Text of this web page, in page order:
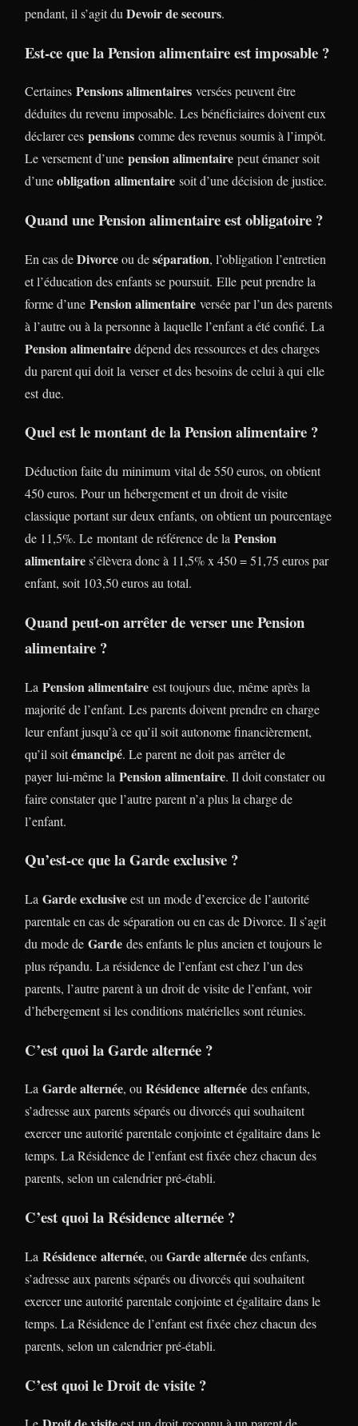
pendant, il s’agit du Devoir de secours.
Est-ce que la Pension alimentaire est imposable ?
Certaines Pensions alimentaires versées peuvent être
déduites du revenu imposable. Les bénéficiaires doivent eux
déclarer ces pensions comme des revenus soumis à l’impôt.
Le versement d’une pension alimentaire peut émaner soit
d’uneobligation alimentaire soit d’une décision de justice.
Quand une Pension alimentaire est obligatoire ?
En cas deDivorceou deséparation, l’obligation l’entretien
et l’éducation des enfants se poursuit. Elle peut prendre la
forme d’une Pension alimentaire versée par l’un des parents
à l’autre ou à la personne à laquelle l’enfant a été confié. La
Pension alimentairedépend des ressources et des charges
du parent qui doit la verser et des besoins de celui à qui elle
est due.
Quel est le montant de la Pension alimentaire ?
Déduction faite du minimum vital de 550 euros, on obtient
450 euros. Pour un hébergement et un droit de visite
classique portant sur deux enfants, on obtient un pourcentage
de 11,5%. Le montant de référence de la Pension
alimentaires’élèvera donc à 11,5% x 450 = 51,75 euros par
enfant, soit 103,50 euros au total.
Quand peut-on arrêter de verser une Pension
alimentaire ?
La Pension alimentaire est toujours due, même après la
majorité de l’enfant. Les parents doivent prendre en charge
leur enfant jusqu’à ce qu’il soit autonome financièrement,
qu’il soitémancipé. Le parent ne doit pas arrêter de
payer lui-même la Pension alimentaire. Il doit constater ou
faire constater que l’autre parent n’a plus la charge de
l’enfant.
Qu’est-ce que la Garde exclusive ?
La Garde exclusiveest un mode d’exercice de l’autorité
parentale en cas de séparation ou en cas de Divorce. Il s’agit
du mode de Garde des enfants le plus ancien et toujours le
plus répandu. La résidence de l’enfant est chez l’un des
parents, l’autre parent à un droit de visite de l’enfant, voir
d’hébergement si les conditions matérielles sont réunies.
C’est quoi la Garde alternée ?
La Garde alternée, ouRésidence alternée des enfants,
s’adresse aux parents séparés ou divorcés qui souhaitent
exercer une autorité parentale conjointe et égalitaire dans le
temps. La Résidence de l’enfant est fixée chez chacun des
parents, selon un calendrier pré-établi.
C’est quoi la Résidence alternée ?
La Résidence alternée, ou Garde alternéedes enfants,
s’adresse aux parents séparés ou divorcés qui souhaitent
exercer une autorité parentale conjointe et égalitaire dans le
temps. La Résidence de l’enfant est fixée chez chacun des
parents, selon un calendrier pré-établi.
C’est quoi le Droit de visite ?